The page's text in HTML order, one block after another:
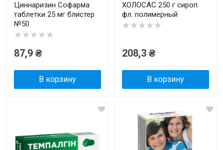
Циннаризин Софарма
таблетки 25 мг блистер
№50
★★★★★
87,9 ₴
В корзину
ХОЛОСАС 250 г сироп
фл. полимерный
★★★★★
208,3 ₴
В корзину